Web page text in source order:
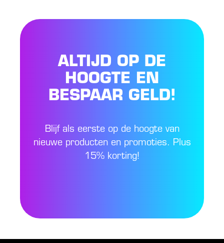
ALTIJD OP DE
HOOGTE EN
BESPAAR GELD!
Blijf als eerste op de hoogte van
nieuwe producten en promoties. Plus
15% korting!